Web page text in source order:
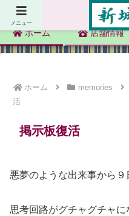
ホーム 店舗情報
ホーム memories
活
掲示板復活
悪夢のような出来事から９
思考回路がグチャグチャに
メニュー